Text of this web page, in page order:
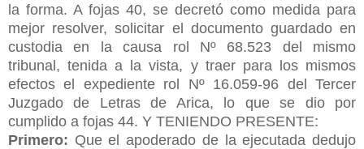
la forma. A fojas 40, se decretó como medida para
mejor resolver, solicitar el documento guardado en
custodia en la causa rol Nº 68.523 del mismo
tribunal, tenida a la vista, y traer para los mismos
efectos el expediente rol Nº 16.059-96 del Tercer
Juzgado de Letras de Arica, lo que se dio por
cumplido a fojas 44. Y TENIENDO PRESENTE:
Primero: Que el apoderado de la ejecutada dedujo